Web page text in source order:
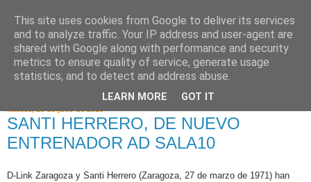
martes, 26 de julio de 2016
SANTI HERRERO, DE NUEVO
ENTRENADOR AD SALA10
D-Link Zaragoza y Santi Herrero (Zaragoza, 27 de marzo de 1971) han
This site uses cookies from Google to deliver its services
and to analyze traffic. Your IP address and user-agent are
shared with Google along with performance and security
metrics to ensure quality of service, generate usage
statistics, and to detect and address abuse.
LEARN MORE GOT IT